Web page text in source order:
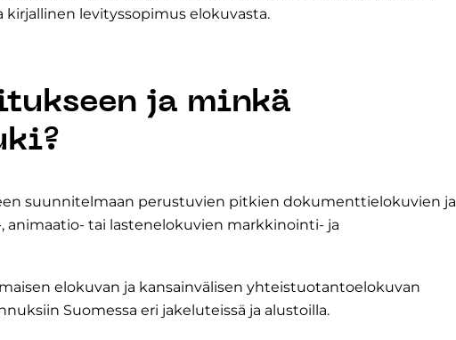
kirjallinen levityssopimus elokuvasta.
ja minkä
suunnitelmaan perustuvien pitkien dokumenttielokuvien ja
tai lastenelokuvien markkinointi- ja
elokuvan ja kansainvälisen yhteistuotantoelokuvan
Suomessa eri jakeluteissä ja alustoilla.